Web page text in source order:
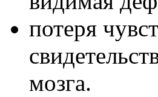
потеря
мозга.